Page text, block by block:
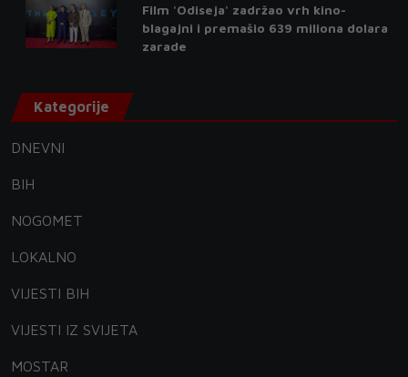
Film 'Odiseja' zadržao vrh kino-
blagajni i premašio 639 miliona dolara
zarade
Kategorije
DNEVNI
BIH
NOGOMET
LOKALNO
VIJESTI BIH
VIJESTI IZ SVIJETA
MOSTAR